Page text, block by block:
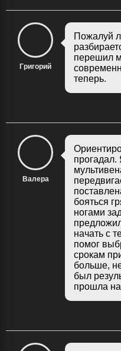
Григорий
Пожалуй
перешил
теперь.
Валера
бояться
ногами
начать с
помог
срокам
больше,
был
прошла